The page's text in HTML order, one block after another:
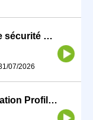
Ingénieur électricité - Systèmes de sécurité H/F
07/2026
Chef d'équipe production - Fabrication Profilés H/F